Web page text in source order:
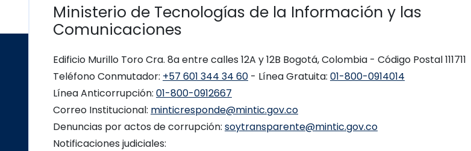
Ministerio de Tecnologías de la Información y las
Comunicaciones
Edificio Murillo Toro Cra. 8a entre calles 12A y 12B Bogotá, Colombia - Código Postal 111711
Teléfono Conmutador: +57 601 344 34 60 - Línea Gratuita: 01-800-0914014
Línea Anticorrupción: 01-800-0912667
Correo Institucional: minticresponde@mintic.gov.co
Denuncias por actos de corrupción: soytransparente@mintic.gov.co
Notificaciones judiciales: